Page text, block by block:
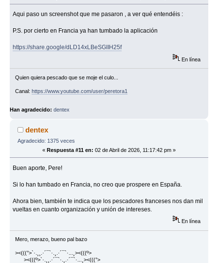
Aqui paso un screenshot que me pasaron , a ver qué entendéis :
P.S. por cierto en Francia ya han tumbado la aplicación
https://share.google/dLD14xLBeSGIIH25f
En línea
Quien quiera pescado que se moje el culo...
Canal: https://www.youtube.com/user/peretora1
Han agradecido: dentex
dentex
Agradecido: 1375 veces
« Respuesta #11 en: 02 de Abril de 2026, 11:17:42 pm »
Buen aporte, Pere!
Si lo han tumbado en Francia, no creo que prospere en España.
Ahora bien, también te indica que los pescadores franceses nos dan mil
vueltas en cuanto organización y unión de intereses.
En línea
Mero, merazo, bueno pal bazo
><(((°>`·.¸¸.·´¯`·.¸.·´¯`·...¸><(((º>
><(((º>`·.¸¸.·´¯`·.¸.·´¯`·...¸><(((°>